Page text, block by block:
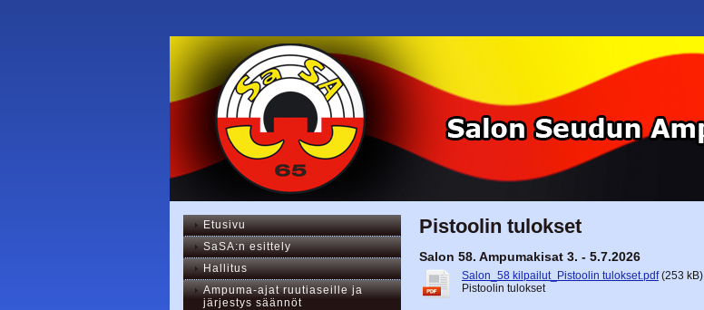
Pistoolin tulokset
Salon 58. Ampumakisat 3. - 5.7.2026
Salon_58 kilpailut_Pistoolin tulokset.pdf (253 kB)
Pistoolin tulokset
Etusivu
SaSA:n esittely
Hallitus
Ampuma-ajat ruutiaseille ja
järjestys säännöt